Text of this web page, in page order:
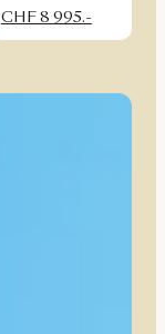
CHF 8 995.-